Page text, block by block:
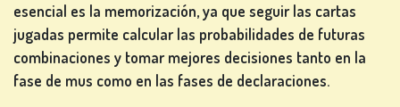
esencial es la memorización, ya que seguir las cartas
jugadas permite calcular las probabilidades de futuras
combinaciones y tomar mejores decisiones tanto en la
fase de mus como en las fases de declaraciones.